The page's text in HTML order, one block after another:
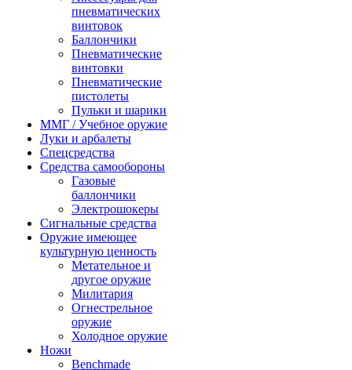
пневматических
винтовок
Баллончики
Пневматические
винтовки
Пневматические
пистолеты
Пульки и шарики
ММГ / Учебное оружие
Луки и арбалеты
Спецсредства
Средства самообороны
Газовые
баллончики
Электрошокеры
Сигнальные средства
Оружие имеющее
культурную ценность
Метательное и
другое оружие
Милитария
Огнестрельное
оружие
Холодное оружие
Ножи
Benchmade